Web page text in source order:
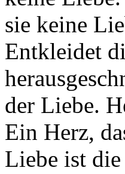
sie keine
Entkleidet
der Liebe.
Ein Herz,
Liebe ist